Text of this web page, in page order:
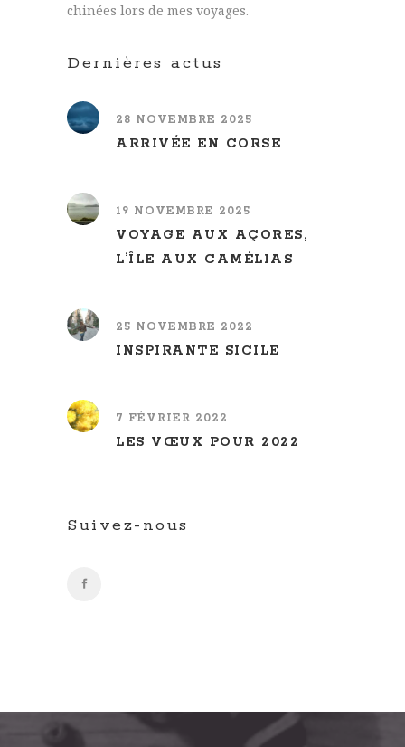
chinées lors de mes voyages.
Dernières actus
28 NOVEMBRE 2025
ARRIVÉE EN CORSE
19 NOVEMBRE 2025
VOYAGE AUX AÇORES,
L’ÎLE AUX CAMÉLIAS
25 NOVEMBRE 2022
INSPIRANTE SICILE
7 FÉVRIER 2022
LES VŒUX POUR 2022
Suivez-nous